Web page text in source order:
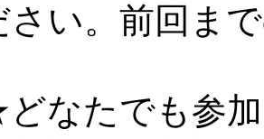
さい。前回ま
なたでも参